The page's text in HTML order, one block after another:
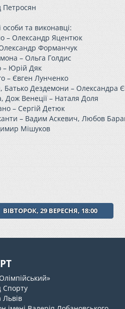
Петросян
особи та виконавці:
– Олександр Яцентюк
Форманчук
– Ольга Голдис
– Юрій Дяк
– Євген Лунченко
Батько Дездемони – Олександра
Дож Венеції – Наталя Доля
– Сергій Детюк
– Вадим Аскевич, Любов
Мішуков
ВІВТОРОК, 29 ВЕРЕСНЯ, 18:00
Спорту